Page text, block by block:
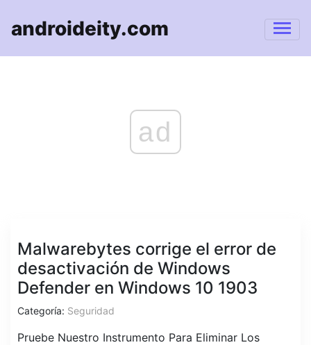
androideity.com
ad
Malwarebytes corrige el error de
desactivación de Windows
Defender en Windows 10 1903
Categoría: Seguridad
Pruebe Nuestro Instrumento Para Eliminar Los